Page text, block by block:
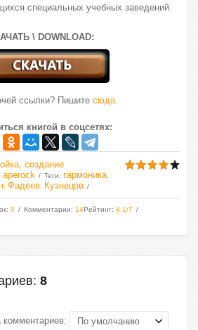
специальных учебных заведений.
\ DOWNLOAD:
ссылки? Пишите сюда.
книгой в соцсетях:
создание
aperock Теги: гармоника
Фадеев Кузнецов
: 0 Комментарии: 14Рейтинг: 4.1/7
: 8